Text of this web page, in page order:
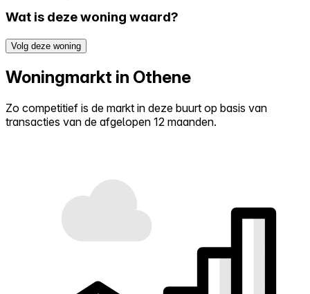
Wat is deze woning waard?
Volg deze woning
Woningmarkt in Othene
Zo competitief is de markt in deze buurt op basis van
transacties van de afgelopen 12 maanden.